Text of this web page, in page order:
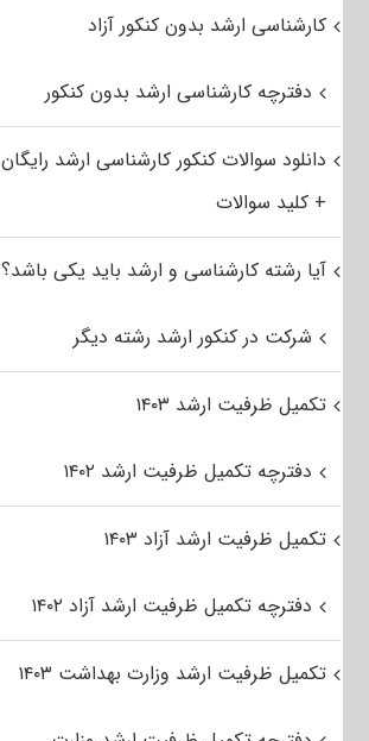
کارشناسی ارشد بدون کنکور آزاد
دفترچه کارشناسی ارشد بدون کنکور
دانلود سوالات کنکور کارشناسی ارشد رایگان
+ کلید سوالات
آیا رشته کارشناسی و ارشد باید یکی باشد؟
شرکت در کنکور ارشد رشته دیگر
تکمیل ظرفیت ارشد ۱۴۰۳
دفترچه تکمیل ظرفیت ارشد ۱۴۰۲
تکمیل ظرفیت ارشد آزاد ۱۴۰۳
دفترچه تکمیل ظرفیت ارشد آزاد ۱۴۰۲
تکمیل ظرفیت ارشد وزارت بهداشت ۱۴۰۳